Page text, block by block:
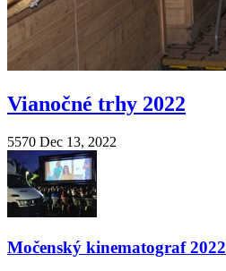
Vianočné trhy 2022
5570 Dec 13, 2022
Močenský kinematograf 2022